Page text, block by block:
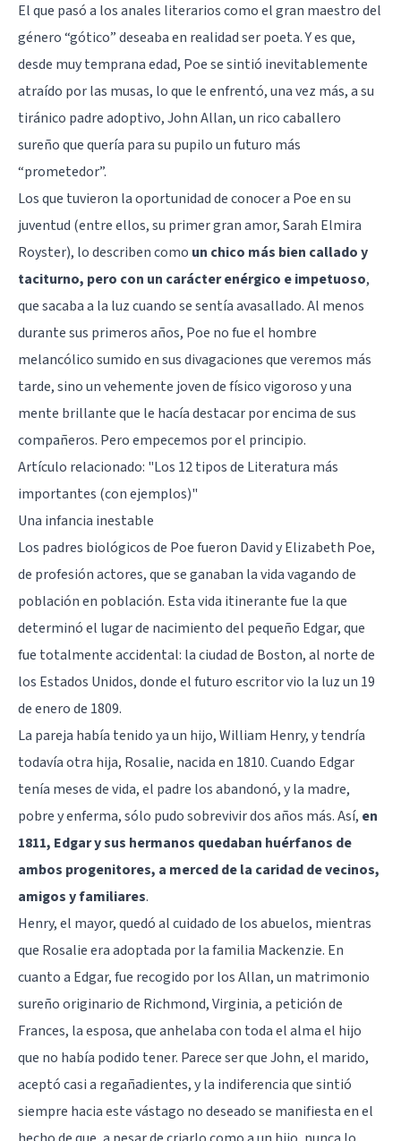
El que pasó a los anales literarios como el gran maestro del
género “gótico” deseaba en realidad ser poeta. Y es que,
desde muy temprana edad, Poe se sintió inevitablemente
atraído por las musas, lo que le enfrentó, una vez más, a su
tiránico padre adoptivo, John Allan, un rico caballero
sureño que quería para su pupilo un futuro más
“prometedor”.
Los que tuvieron la oportunidad de conocer a Poe en su
juventud (entre ellos, su primer gran amor, Sarah Elmira
Royster), lo describen como un chico más bien callado y
taciturno, pero con un carácter enérgico e impetuoso,
que sacaba a la luz cuando se sentía avasallado. Al menos
durante sus primeros años, Poe no fue el hombre
melancólico sumido en sus divagaciones que veremos más
tarde, sino un vehemente joven de físico vigoroso y una
mente brillante que le hacía destacar por encima de sus
compañeros. Pero empecemos por el principio.
Artículo relacionado: "Los 12 tipos de Literatura más
importantes (con ejemplos)"
Una infancia inestable
Los padres biológicos de Poe fueron David y Elizabeth Poe,
de profesión actores, que se ganaban la vida vagando de
población en población. Esta vida itinerante fue la que
determinó el lugar de nacimiento del pequeño Edgar, que
fue totalmente accidental: la ciudad de Boston, al norte de
los Estados Unidos, donde el futuro escritor vio la luz un 19
de enero de 1809.
La pareja había tenido ya un hijo, William Henry, y tendría
todavía otra hija, Rosalie, nacida en 1810. Cuando Edgar
tenía meses de vida, el padre los abandonó, y la madre,
pobre y enferma, sólo pudo sobrevivir dos años más. Así, en
1811, Edgar y sus hermanos quedaban huérfanos de
ambos progenitores, a merced de la caridad de vecinos,
amigos y familiares.
Henry, el mayor, quedó al cuidado de los abuelos, mientras
que Rosalie era adoptada por la familia Mackenzie. En
cuanto a Edgar, fue recogido por los Allan, un matrimonio
sureño originario de Richmond, Virginia, a petición de
Frances, la esposa, que anhelaba con toda el alma el hijo
que no había podido tener. Parece ser que John, el marido,
aceptó casi a regañadientes, y la indiferencia que sintió
siempre hacia este vástago no deseado se manifiesta en el